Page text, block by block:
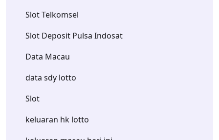
Slot Telkomsel
Slot Deposit Pulsa Indosat
Data Macau
data sdy lotto
Slot
keluaran hk lotto